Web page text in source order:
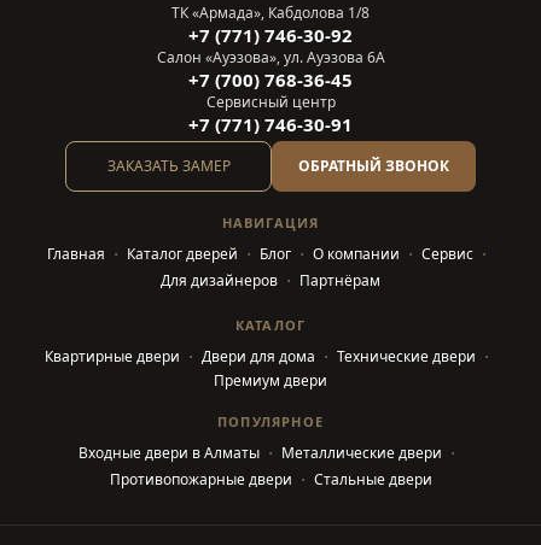
НАВИГАЦИЯ
Главная Каталог дверей Блог О компании
Сервис
Для дизайнеров
Партнёрам
КАТАЛОГ
Квартирные двери Двери для дома
Технические двери
Премиум двери
ПОПУЛЯРНОЕ
Входные двери в Алматы
Металлические двери
Противопожарные двери
Стальные двери
ТК «Армада», Кабдолова 1/8
+7 (771) 746-30-92
Салон «Ауэзова», ул. Ауэзова 6А
+7 (700) 768-36-45
Сервисный центр
+7 (771) 746-30-91
ЗАКАЗАТЬ ЗАМЕР ОБРАТНЫЙ ЗВОНОК